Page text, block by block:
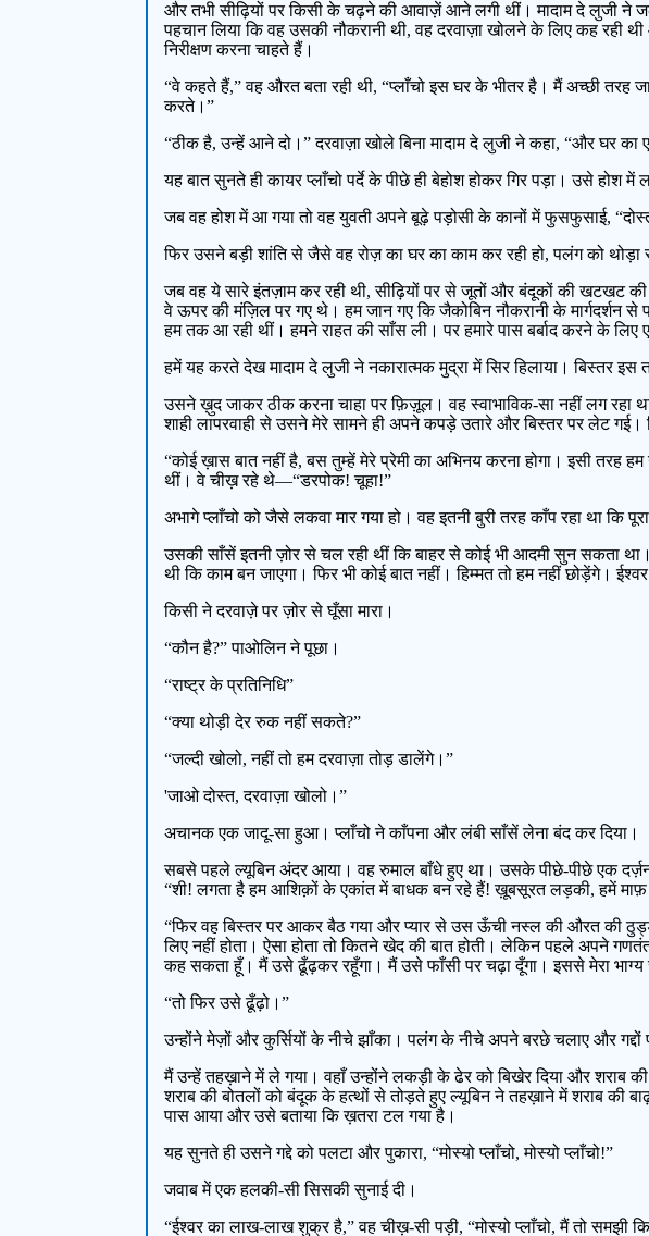
और तभी सीढ़ियों पर किसी के चढ़ने की आवाज़ें आने लगी थीं। मादाम दे लुजी
पहचान लिया कि वह उसकी नौकरानी थी, वह दरवाज़ा खोलने के लिए कह रही
निरीक्षण करना चाहते हैं।
“वे कहते हैं,” वह औरत बता रही थी, “प्लाँचो इस घर के भीतर है। मैं अच्छी तरह
करते।”
“ठीक है, उन्हें आने दो।” दरवाज़ा खोले बिना मादाम दे लुजी ने कहा, “और घर का
यह बात सुनते ही कायर प्लाँचो पर्दे के पीछे ही बेहोश होकर गिर पड़ा। उसे
जब वह होश में आ गया तो वह युवती अपने बूढ़े पड़ोसी के कानों में फुसफुसाई,
फिर उसने बड़ी शांति से जैसे वह रोज़ का घर का काम कर रही हो, पलंग को
जब वह ये सारे इंतज़ाम कर रही थी, सीढ़ियों पर से जूतों और बंदूकों की खटखट
वे ऊपर की मंज़िल पर गए थे। हम जान गए कि जैकोबिन नौकरानी के मार्गदर्शन
हम तक आ रही थीं। हमने राहत की साँस ली। पर हमारे पास बर्बाद करने के लिए
हमें यह करते देख मादाम दे लुजी ने नकारात्मक मुद्रा में सिर हिलाया। बिस्तर
उसने ख़ुद जाकर ठीक करना चाहा पर फ़िज़ूल। वह स्वाभाविक-सा नहीं लग रहा
शाही लापरवाही से उसने मेरे सामने ही अपने कपड़े उतारे और बिस्तर पर लेट
“कोई ख़ास बात नहीं है, बस तुम्हें मेरे प्रेमी का अभिनय करना होगा। इसी तरह
थीं। वे चीख़ रहे थे—“डरपोक! चूहा!”
अभागे प्लाँचो को जैसे लकवा मार गया हो। वह इतनी बुरी तरह काँप रहा था कि
उसकी साँसें इतनी ज़ोर से चल रही थीं कि बाहर से कोई भी आदमी सुन सकता
थी कि काम बन जाएगा। फिर भी कोई बात नहीं। हिम्मत तो हम नहीं छोड़ेंगे। ईश्वर
किसी ने दरवाज़े पर ज़ोर से घूँसा मारा।
“कौन है?” पाओलिन ने पूछा।
“राष्ट्र के प्रतिनिधि”
“क्या थोड़ी देर रुक नहीं सकते?”
“जल्दी खोलो, नहीं तो हम दरवाज़ा तोड़ डालेंगे।”
'जाओ दोस्त, दरवाज़ा खोलो।”
अचानक एक जादू-सा हुआ। प्लाँचो ने काँपना और लंबी साँसें लेना बंद कर दिया।
सबसे पहले ल्यूबिन अंदर आया। वह रुमाल बाँधे हुए था। उसके पीछे-पीछे एक
“शी! लगता है हम आशिक़ों के एकांत में बाधक बन रहे हैं! ख़ूबसूरत लड़की, हमें माफ़
“फिर वह बिस्तर पर आकर बैठ गया और प्यार से उस ऊँची नस्ल की औरत की
लिए नहीं होता। ऐसा होता तो कितने खेद की बात होती। लेकिन पहले अपने
कह सकता हूँ। मैं उसे ढूँढ़कर रहूँगा। मैं उसे फाँसी पर चढ़ा दूँगा। इससे मेरा भाग्य
“तो फिर उसे ढूँढ़ो।”
उन्होंने मेज़ों और कुर्सियों के नीचे झाँका। पलंग के नीचे अपने बरछे चलाए और गद्दों
मैं उन्हें तहख़ाने में ले गया। वहाँ उन्होंने लकड़ी के ढेर को बिखेर दिया और शराब
शराब की बोतलों को बंदूक के हत्थों से तोड़ते हुए ल्यूबिन ने तहख़ाने में शराब की
पास आया और उसे बताया कि ख़तरा टल गया है।
यह सुनते ही उसने गद्दे को पलटा और पुकारा, “मोस्यो प्लाँचो, मोस्यो प्लाँचो!”
जवाब में एक हलकी-सी सिसकी सुनाई दी।
“ईश्वर का लाख-लाख शुक्र है,” वह चीख़-सी पड़ी, “मोस्यो प्लाँचो, मैं तो समझी